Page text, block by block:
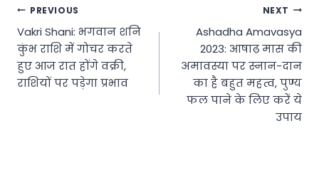
Post
navigation
PREVIOUS
Vakri Shani: भगवान शनि
कुंभ राशि में गोचर करते
हुए आज रात होंगे वक्री,
राशियों पर पड़ेगा प्रभाव
NEXT
Ashadha Amavasya
2023: आषाढ़ मास की
अमावस्या पर स्नान-दान
का है बहुत महत्व, पुण्य
फल पाने के लिए करें ये
उपाय